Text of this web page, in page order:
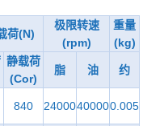
荷(N)
极限转速
(rpm)
重量
(kg)
静载荷
(Cor)
脂 油 约
840 24000400000.005